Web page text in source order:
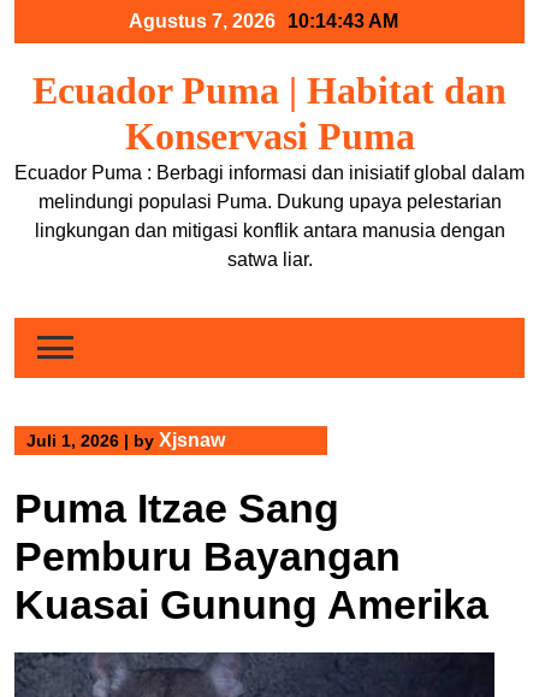
Agustus 7, 2026 10:14:43 AM
Ecuador Puma | Habitat dan
Konservasi Puma
Ecuador Puma : Berbagi informasi dan inisiatif global dalam
melindungi populasi Puma. Dukung upaya pelestarian
lingkungan dan mitigasi konflik antara manusia dengan
satwa liar.
Juli 1, 2026 | by Xjsnaw
Puma Itzae Sang
Pemburu Bayangan
Kuasai Gunung Amerika